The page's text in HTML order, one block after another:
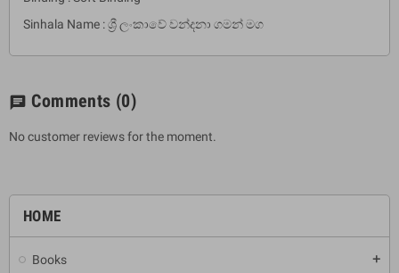
HOME
Books add
Sinhala Name : ශ්‍රී ලංකාවේ වන්දනා ගමන් මග
chat Comments (0)
No customer reviews for the moment.